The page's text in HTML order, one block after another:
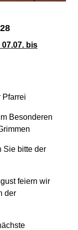
bis
Sie bitte der
feiern wir
der